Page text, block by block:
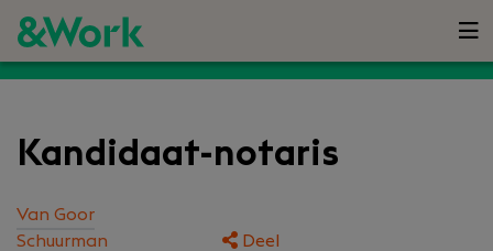
Kandidaat-notaris
Van Goor
Schuurman
Deel